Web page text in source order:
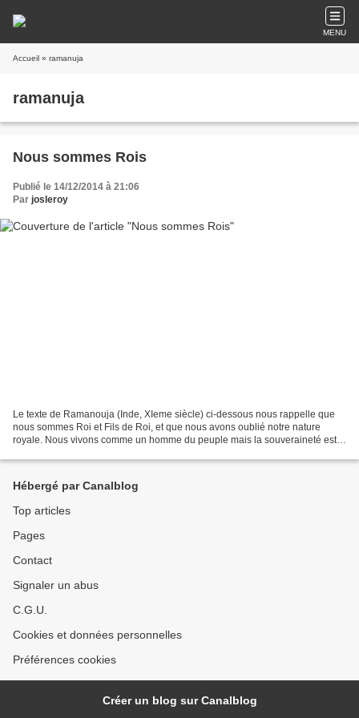
MENU
Accueil » ramanuja
ramanuja
Nous sommes Rois
Publié le 14/12/2014 à 21:06
Par josleroy
Le texte de Ramanouja (Inde, XIeme siècle) ci-dessous nous rappelle que
nous sommes Roi et Fils de Roi, et que nous avons oublié notre nature
royale. Nous vivons comme un homme du peuple mais la souveraineté est
Hébergé par Canalblog
Top articles
Pages
Contact
Signaler un abus
C.G.U.
Cookies et données personnelles
Préférences cookies
Créer un blog sur Canalblog